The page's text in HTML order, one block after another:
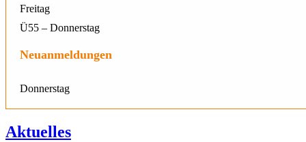
Freitag
Ü55 – Donnerstag
Neuanmeldungen
Donnerstag
Aktuelles